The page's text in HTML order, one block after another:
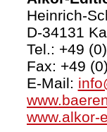
Heinrich-
D-34131
Tel.: +49
Fax: +49
E-Mail:
www.alkor-